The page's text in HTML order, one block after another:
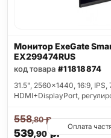
Монитор ExeGate
EX299474RUS
код товара #11818874
31.5", 2560x1440, 16:9,
HDMI+DisplayPort,
539,90р.
558,80р.
Оплата